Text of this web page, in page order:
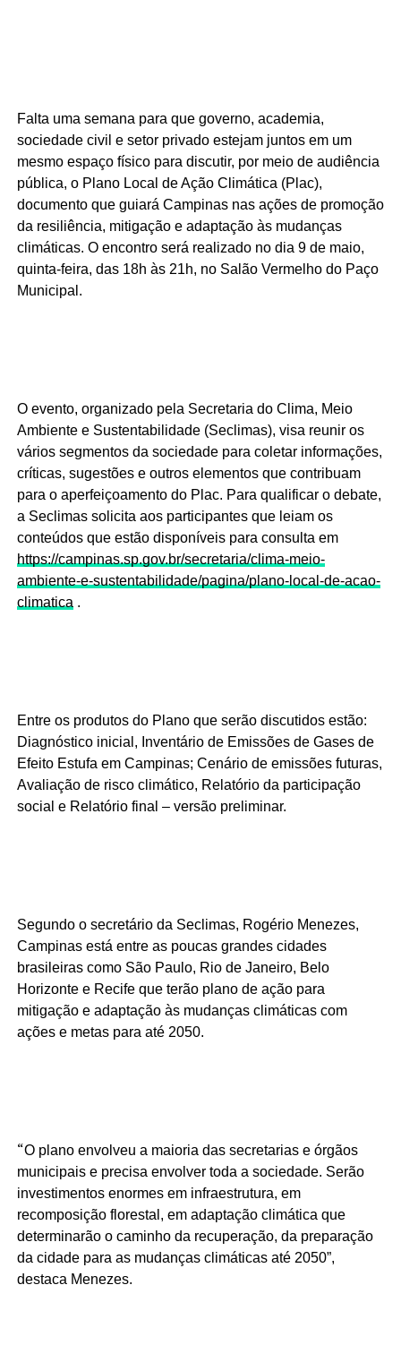
Falta uma semana para que governo, academia,
sociedade civil e setor privado estejam juntos em um
mesmo espaço físico para discutir, por meio de audiência
pública, o Plano Local de Ação Climática (Plac),
documento que guiará Campinas nas ações de promoção
da resiliência, mitigação e adaptação às mudanças
climáticas. O encontro será realizado no dia 9 de maio,
quinta-feira, das 18h às 21h, no Salão Vermelho do Paço
Municipal.
O evento, organizado pela Secretaria do Clima, Meio
Ambiente e Sustentabilidade (Seclimas), visa reunir os
vários segmentos da sociedade para coletar informações,
críticas, sugestões e outros elementos que contribuam
para o aperfeiçoamento do Plac. Para qualificar o debate,
a Seclimas solicita aos participantes que leiam os
conteúdos que estão disponíveis para consulta em
https://campinas.sp.gov.br/secretaria/clima-meio-
ambiente-e-sustentabilidade/pagina/plano-local-de-acao-
climatica .
Entre os produtos do Plano que serão discutidos estão:
Diagnóstico inicial, Inventário de Emissões de Gases de
Efeito Estufa em Campinas; Cenário de emissões futuras,
Avaliação de risco climático, Relatório da participação
social e Relatório final – versão preliminar.
Segundo o secretário da Seclimas, Rogério Menezes,
Campinas está entre as poucas grandes cidades
brasileiras como São Paulo, Rio de Janeiro, Belo
Horizonte e Recife que terão plano de ação para
mitigação e adaptação às mudanças climáticas com
ações e metas para até 2050.
“O plano envolveu a maioria das secretarias e órgãos
municipais e precisa envolver toda a sociedade. Serão
investimentos enormes em infraestrutura, em
recomposição florestal, em adaptação climática que
determinarão o caminho da recuperação, da preparação
da cidade para as mudanças climáticas até 2050”,
destaca Menezes.